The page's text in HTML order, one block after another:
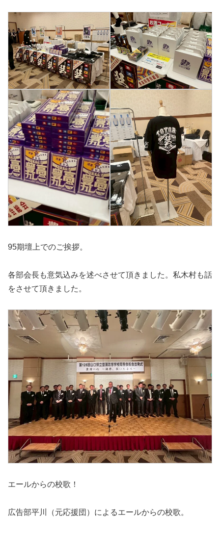
95期壇上でのご挨拶。
各部会長も意気込みを述べさせて頂きました。私木村も話
をさせて頂きました。
エールからの校歌！
広告部平川（元応援団）によるエールからの校歌。